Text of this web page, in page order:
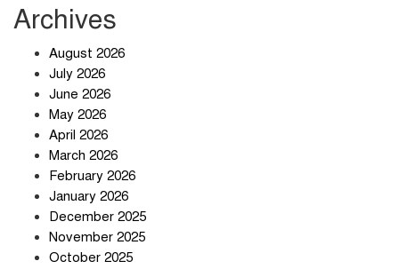
Archives
August 2026
July 2026
June 2026
May 2026
April 2026
March 2026
February 2026
January 2026
December 2025
November 2025
October 2025